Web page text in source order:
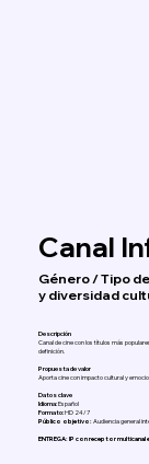
Canal
Género / Tipo
y diversidad
Descripción
Canal de cine con los títulos más
definición.
Propuesta de valor
Aporta cine con impacto cultural y
Datos clave
Idioma:Español
Formato:HD 24/7
Público objetivo: Audiencia general
ENTREGA: IP con receptor